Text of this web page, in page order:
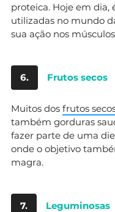
proteica. Hoje em
utilizadas no mundo
sua ação nos
6. Frutos secos
Muitos dos frutos
também gorduras
fazer parte de uma
onde o objetivo
magra.
7. Leguminosas